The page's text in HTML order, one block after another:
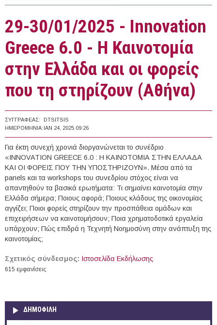
29-30/01/2025 - Innovation
Greece 6.0 - Η Καινοτομία
στην Ελλάδα και οι φορείς
που τη στηρίζουν (Αθήνα)
ΣΥΓΓΡΑΦΈΑΣ:
DTSITSIS
ΗΜΕΡΟΜΗΝΊΑ: ΙΑΝ 24, 2025 09:26
Για έκτη συνεχή χρονιά διοργανώνεται το συνέδριο
«INNOVATION GREECE 6.0 : Η ΚΑΙΝΟΤΟΜΙΑ ΣΤΗΝ ΕΛΛΑΔΑ
ΚΑΙ ΟΙ ΦΟΡΕΙΣ ΠΟΥ ΤΗΝ ΥΠΟΣΤΗΡΙΖΟΥΝ». Μέσα από τα
panels και τα workshops του συνεδρίου στόχος είναι να
απαντηθούν τα βασικά ερωτήματα: Τι σημαίνει καινοτομία στην
Ελλάδα σήμερα; Ποιους αφορά; Ποιους κλάδους της οικονομίας
αγγίζει; Ποιοι φορείς στηρίζουν την προσπάθεια ομάδων και
επιχειρήσεων να καινοτομήσουν; Ποια χρηματοδοτικά εργαλεία
υπάρχουν; Πώς επιδρά η Τεχνητή Νοημοσύνη στην ανάπτυξη της
καινοτομίας;
Σχετικός σύνδεσμος: Ιστοσελίδα Εκδήλωσης
615 εμφανίσεις
ΔΗΜΟΦΙΛΗ